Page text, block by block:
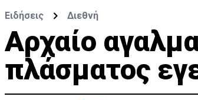
Ειδήσεις Διεθνή
Αρχαίο
πλάσματος